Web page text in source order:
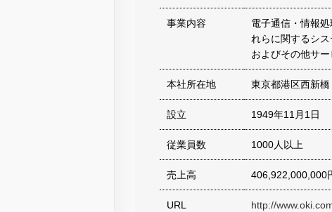
事業内容
電子通信・情報
れらに関するシ
およびその他サ
本社所在地 東京都港区西新橋
設立 1949年11月1日
従業員数 1000人以上
売上高 406,922,000,000
URL http://